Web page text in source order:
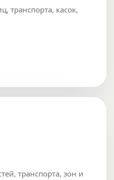
транспорта, касок,
транспорта, зон и